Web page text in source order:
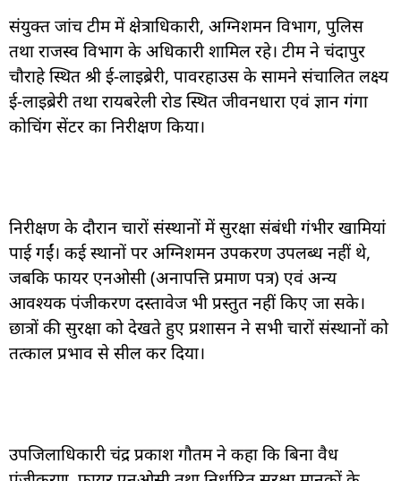
संयुक्त जांच टीम में क्षेत्राधिकारी, अग्निशमन विभाग, पुलिस
तथा राजस्व विभाग के अधिकारी शामिल रहे। टीम ने चंदापुर
चौराहे स्थित श्री ई-लाइब्रेरी, पावरहाउस के सामने संचालित लक्ष्य
ई-लाइब्रेरी तथा रायबरेली रोड स्थित जीवनधारा एवं ज्ञान गंगा
कोचिंग सेंटर का निरीक्षण किया।
निरीक्षण के दौरान चारों संस्थानों में सुरक्षा संबंधी गंभीर खामियां
पाई गईं। कई स्थानों पर अग्निशमन उपकरण उपलब्ध नहीं थे,
जबकि फायर एनओसी (अनापत्ति प्रमाण पत्र) एवं अन्य
आवश्यक पंजीकरण दस्तावेज भी प्रस्तुत नहीं किए जा सके।
छात्रों की सुरक्षा को देखते हुए प्रशासन ने सभी चारों संस्थानों को
तत्काल प्रभाव से सील कर दिया।
उपजिलाधिकारी चंद्र प्रकाश गौतम ने कहा कि बिना वैध